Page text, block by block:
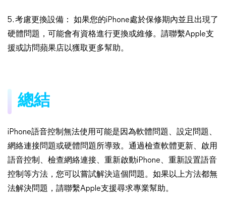
5. 考慮更換設備： 如果您的iPhone處於保修期內並且出現了
硬體問題，可能會有資格進行更換或維修。請聯繫Apple支
援或訪問蘋果店以獲取更多幫助。
總結
iPhone語音控制無法使用可能是因為軟體問題、設定問題、
網絡連接問題或硬體問題所導致。通過檢查軟體更新、啟用
語音控制、檢查網絡連接、重新啟動iPhone、重新設置語音
控制等方法，您可以嘗試解決這個問題。如果以上方法都無
法解決問題，請聯繫Apple支援尋求專業幫助。